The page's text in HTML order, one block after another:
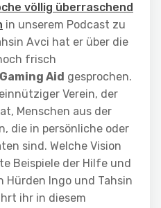
völlig überraschend
in unserem Podcast zu
Avci hat er über die
frisch
Gaming Aid gesprochen.
Verein, der
Menschen aus der
die in persönliche oder
sind. Welche Vision
Beispiele der Hilfe und
Hürden Ingo und Tahsin
ihr in diesem